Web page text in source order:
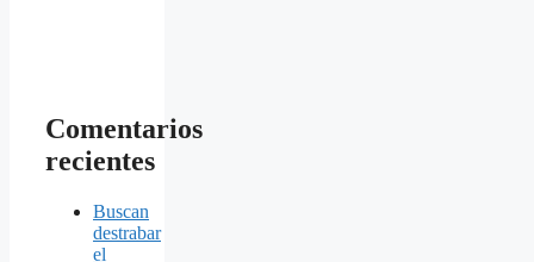
Comentarios
recientes
Buscan
destrabar
el